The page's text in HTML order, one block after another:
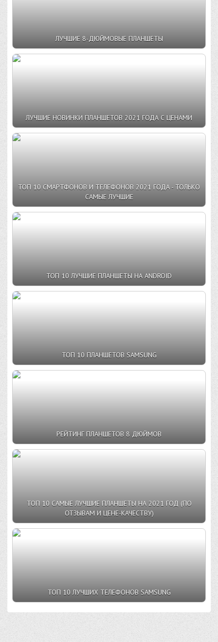
ЛУЧШИЕ 8-ДЮЙМОВЫЕ ПЛАНШЕТЫ
ЛУЧШИЕ НОВИНКИ ПЛАНШЕТОВ 2021 ГОДА С ЦЕНАМИ
ТОП 10 CМАРТФОНОВ И ТЕЛЕФОНОВ 2021 ГОДА - ТОЛЬКО
САМЫЕ ЛУЧШИЕ
ТОП 10 ЛУЧШИЕ ПЛАНШЕТЫ НА ANDROID
ТОП 10 ПЛАНШЕТОВ SAMSUNG
РЕЙТИНГ ПЛАНШЕТОВ 8 ДЮЙМОВ
ТОП 10 CАМЫЕ ЛУЧШИЕ ПЛАНШЕТЫ НА 2021 ГОД (ПО
ОТЗЫВАМ И ЦЕНЕ-КАЧЕСТВУ)
ТОП 10 ЛУЧШИХ ТЕЛЕФОНОВ SAMSUNG